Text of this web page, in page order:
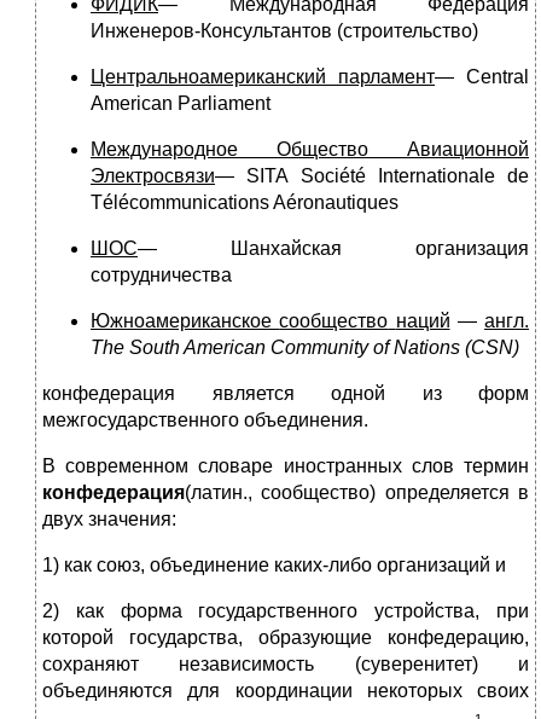
ФИДИК— Международная Федерация
Инженеров-Консультантов (строительство)
Центральноамериканский парламент— Central
American Parliament
Международное Общество Авиационной
Электросвязи— SITA Société Internationale de
Télécommunications Aéronautiques
ШОС— Шанхайская организация
сотрудничества
Южноамериканское сообщество наций — англ.
The South American Community of Nations (CSN)
конфедерация является одной из форм
межгосударственного объединения.
В современном словаре иностранных слов термин
конфедерация(латин., сообщество) определяется в
двух значения:
1) как союз, объединение каких-либо организаций и
2) как форма государственного устройства, при
которой государства, образующие конфедерацию,
сохраняют независимость (суверенитет) и
объединяются для координации некоторых своих